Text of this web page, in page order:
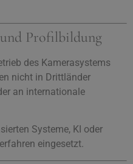
Profilbildung
des Kamerasystems
nicht in Drittländer
an internationale
Systeme, KI oder
eingesetzt.